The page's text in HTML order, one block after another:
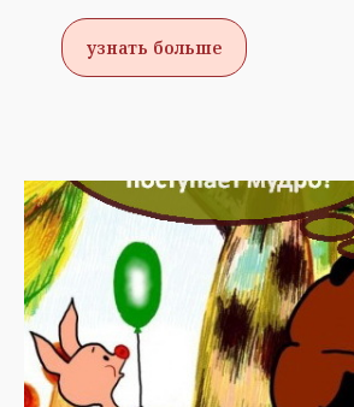
узнать больше